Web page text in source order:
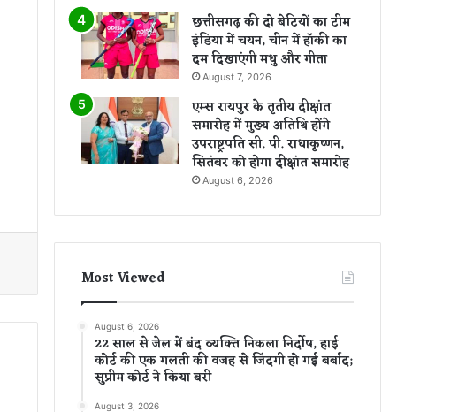
छत्तीसगढ़ की दो बेटियों का टीम
इंडिया में चयन, चीन में हॉकी का
दम दिखाएंगी मधु और गीता
August 7, 2026
एम्स रायपुर के तृतीय दीक्षांत
समारोह में मुख्य अतिथि होंगे
उपराष्ट्रपति सी. पी. राधाकृष्णन,
सितंबर को होगा दीक्षांत समारोह
August 6, 2026
Most Viewed
August 6, 2026
22 साल से जेल में बंद व्यक्ति निकला निर्दोष, हाई
कोर्ट की एक गलती की वजह से जिंदगी हो गई बर्बाद;
सुप्रीम कोर्ट ने किया बरी
August 3, 2026